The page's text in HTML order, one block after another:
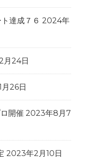
達成７６ 2024年
月24日
26日
開催 2023年8月7
2023年2月10日